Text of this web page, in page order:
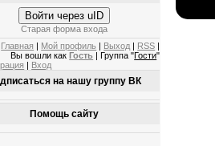
Войти через uID
Старая форма входа
Главная
Мой профиль Выход RSS
Вы вошли как Гость | Группа "Гости"
Вход
на нашу группу ВК
Помощь сайту